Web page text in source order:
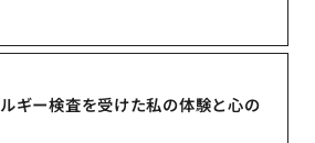
ギー検査を受けた私の体験と心の